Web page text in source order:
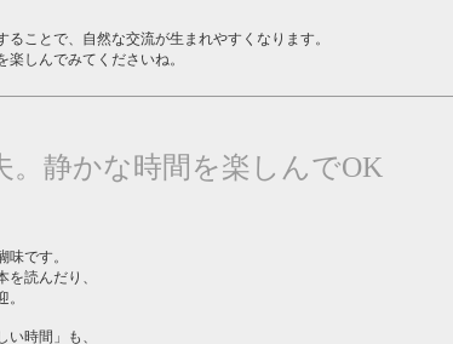
ことで、自然な交流が生まれやすくなります。
しんでみてくださいね。
静かな時間を楽しんでOK
です。
読んだり、
時間」も、